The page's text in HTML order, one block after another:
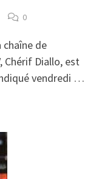
0
de
Chérif Diallo, est
vendredi …